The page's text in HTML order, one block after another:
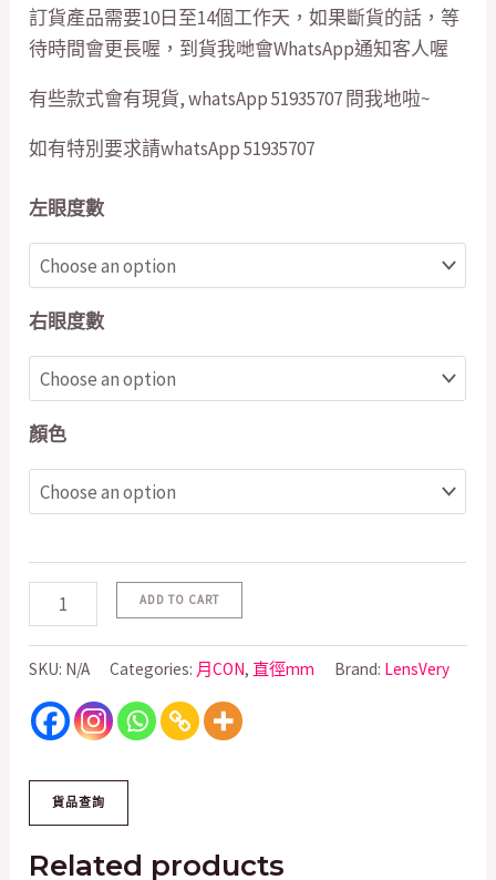
訂貨產品需要10日至14個工作天，如果斷貨的話，等
待時間會更長喔，到貨我哋會WhatsApp通知客人喔
有些款式會有現貨, whatsApp 51935707 問我地啦~
如有特別要求請whatsApp 51935707
左眼度數
右眼度數
顏色
ADD TO CART
SKU: N/A Categories: 月CON, 直徑mm Brand: LensVery
Related products